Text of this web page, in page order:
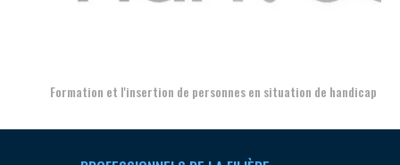
Formation et l'insertion de personnes en situation de handicap